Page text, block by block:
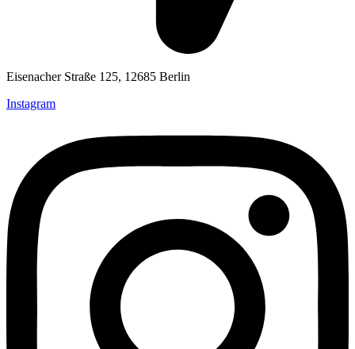
Eisenacher Straße 125, 12685 Berlin
Instagram